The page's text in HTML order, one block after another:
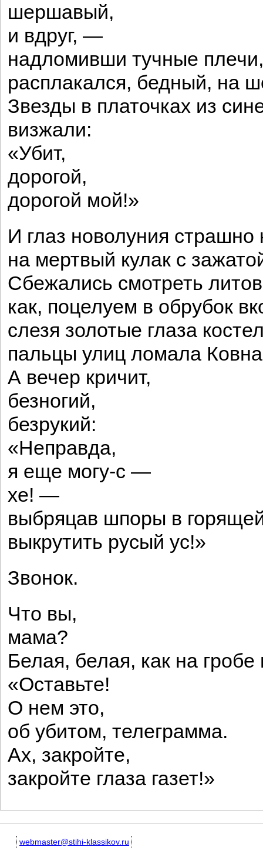
шершавый,
и вдруг, —
надломивши тучные плечи,
расплакался, бедный, на
Звезды в платочках из
визжали:
«Убит,
дорогой,
дорогой мой!»
И глаз новолуния страшно
на мертвый кулак с
Сбежались смотреть
как, поцелуем в обрубок
слезя золотые глаза
пальцы улиц ломала
А вечер кричит,
безногий,
безрукий:
«Неправда,
я еще могу-с —
хе! —
выбряцав шпоры в
выкрутить русый ус!»
Звонок.
Что вы,
мама?
Белая, белая, как на гробе
«Оставьте!
О нем это,
об убитом, телеграмма.
Ах, закройте,
закройте глаза газет!»
webmaster@stihi-klassikov.ru